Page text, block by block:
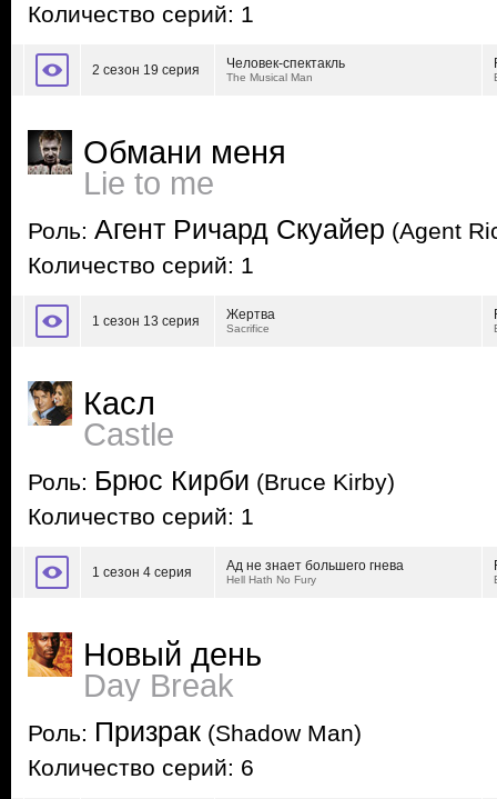
Количество серий: 1
2 сезон 19 серия Человек-спектакль
The Musical Man
Обмани меня
Lie to me
Роль: Агент Ричард Скуайер (Agent
Количество серий: 1
1 сезон 13 серия Жертва
Sacrifice
Касл
Castle
Роль: Брюс Кирби (Bruce Kirby)
Количество серий: 1
1 сезон 4 серия Ад не знает большего гнева
Hell Hath No Fury
Новый день
Day Break
Роль: Призрак (Shadow Man)
Количество серий: 6